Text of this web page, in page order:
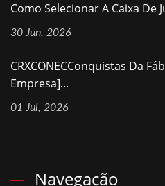
Como Selecionar A Caixa De
30 Jun, 2026
CRXCONECConquistas Da
Empresa]...
01 Jul, 2026
Navegação